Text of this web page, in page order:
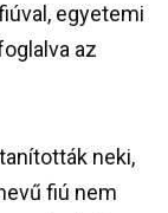
egyetemi
az
neki,
fiú nem